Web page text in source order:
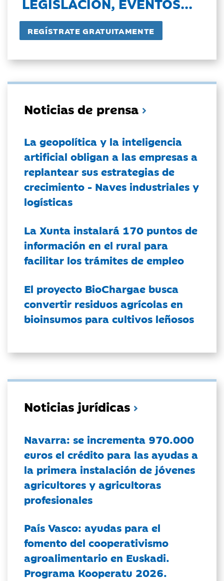
Noticias de prensa
La geopolítica y la inteligencia
artificial obligan a las empresas a
replantear sus estrategias de
crecimiento - Naves industriales y
logísticas
La Xunta instalará 170 puntos de
información en el rural para
facilitar los trámites de empleo
El proyecto BioChargae busca
convertir residuos agrícolas en
bioinsumos para cultivos leñosos
Noticias jurídicas
Navarra: se incrementa 970.000
euros el crédito para las ayudas a
la primera instalación de jóvenes
agricultores y agricultoras
profesionales
País Vasco: ayudas para el
fomento del cooperativismo
agroalimentario en Euskadi.
Programa Kooperatu 2026.